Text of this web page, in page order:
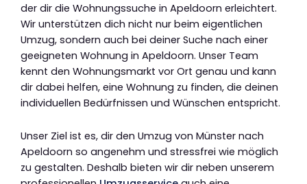
der dir die Wohnungssuche in Apeldoorn erleichtert.
Wir unterstützen dich nicht nur beim eigentlichen
Umzug, sondern auch bei deiner Suche nach einer
geeigneten Wohnung in Apeldoorn. Unser Team
kennt den Wohnungsmarkt vor Ort genau und kann
dir dabei helfen, eine Wohnung zu finden, die deinen
individuellen Bedürfnissen und Wünschen entspricht.
Unser Ziel ist es, dir den Umzug von Münster nach
Apeldoorn so angenehm und stressfrei wie möglich
zu gestalten. Deshalb bieten wir dir neben unserem